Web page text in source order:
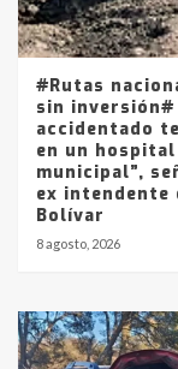
Los
La
#Rutas
sin inversión#
accidentado
en un hospital
municipal”,
ex intendente
Bolívar
8 agosto, 2026